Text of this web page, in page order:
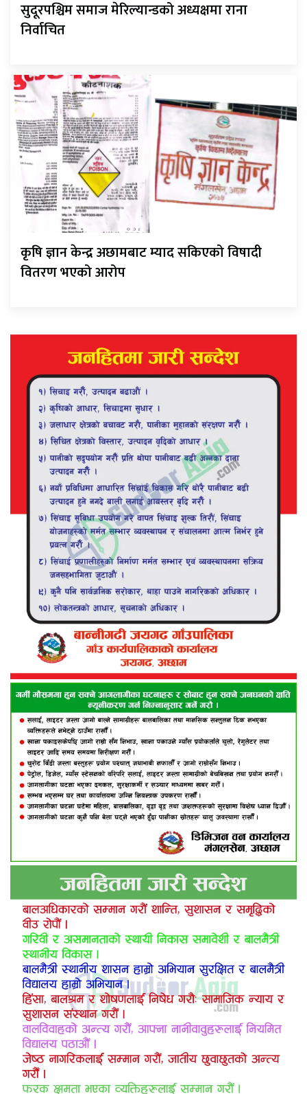
सुदूरपश्चिम समाज मेरिल्यान्डको अध्यक्षमा राना
निर्वाचित
कृषि ज्ञान केन्द्र अछामबाट म्याद सकिएको विषादी
वितरण भएको आरोप